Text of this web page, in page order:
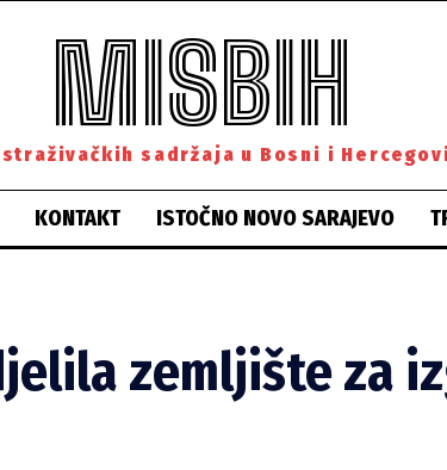
MISBIH
sadržaja u Bosni i
KONTAKT ISTOČNO NOVO SARAJEVO
zemljište za